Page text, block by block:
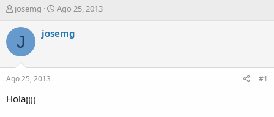
A
t
r
josemg
F
c
Ago 25, 2013
J josemg
Ago 25, 2013 #1
Hola¡¡¡¡